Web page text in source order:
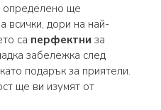
определено ще
всички, дори на най-
са перфектни за
забележка след
подарък за приятели.
ще ви изумят от